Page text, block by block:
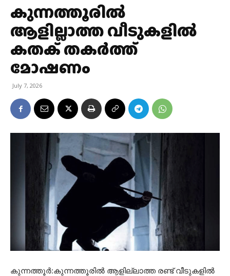
കുന്നത്തൂരിൽ
ആളില്ലാത്ത വീടുകളിൽ
കതക് തകർത്ത്
മോഷണം
July 7, 2026
കുന്നത്തൂർ:കുന്നത്തൂരിൽ ആളില്ലാത്ത രണ്ട് വീടുകളിൽ